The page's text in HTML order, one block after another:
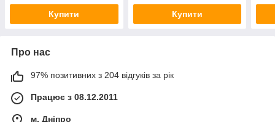
Купити Купити
Про нас
97% позитивних з 204 відгуків за рік
Працює з 08.12.2011
м. Дніпро